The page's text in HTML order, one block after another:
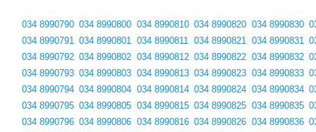
034 8990790
034 8990791
034 8990792
034 8990793
034 8990794
034 8990795
034 8990796
034 8990800
034 8990801
034 8990802
034 8990803
034 8990804
034 8990805
034 8990806
034 8990810
034 8990811
034 8990812
034 8990813
034 8990814
034 8990815
034 8990816
034 8990820
034 8990821
034 8990822
034 8990823
034 8990824
034 8990825
034 8990826
034 8990830
034 8990831
034 8990832
034 8990833
034 8990834
034 8990835
034 8990836